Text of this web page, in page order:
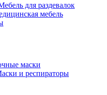
для раздевалок
мебель
маски
и респираторы